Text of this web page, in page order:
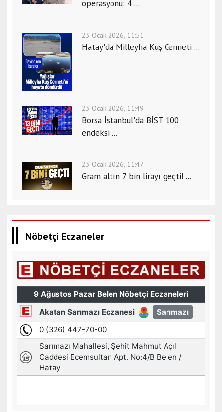
operasyonu: 4 ...
23 Ocak 2026, 11:51
Hatay'da Milleyha Kuş Cenneti ...
23 Ocak 2026, 11:49
Borsa İstanbul'da BİST 100
endeksi ...
23 Ocak 2026, 11:47
Gram altın 7 bin lirayı geçti! ...
Nöbetçi Eczaneler